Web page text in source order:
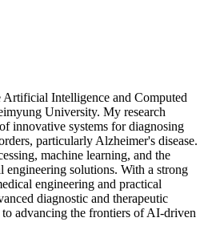
Artificial Intelligence and Computed
University. My research
innovative systems for diagnosing
particularly Alzheimer's disease.
machine learning, and the
solutions. With a strong
engineering and practical
diagnostic and therapeutic
advancing the frontiers of AI-driven